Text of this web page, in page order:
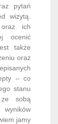
pytań
wizytą.
ich
ocenić
także
oraz
– co
stanu
sobą
jamy